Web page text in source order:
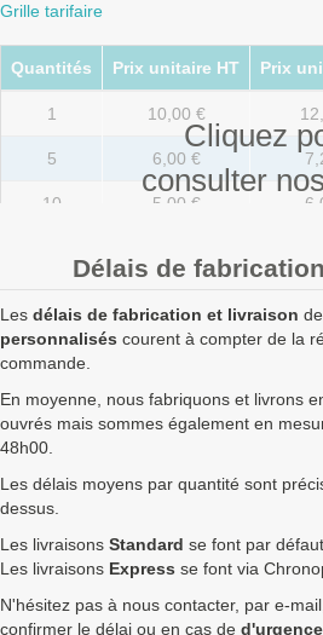
Grille tarifaire
Cliquez
consulter
Quantités Prix unitaire HT Prix
1 10,00 €
5 6,00 €
10 5,00 €
100 2,10 €
500 1,55 €
1000
1750
2500 1,30 €
Délais de
Les délais de fabrication et livraison
personnalisés courent à compter de la
commande.
En moyenne, nous fabriquons et livrons
ouvrés mais sommes également en
48h00.
Les délais moyens par quantité sont
dessus.
Les livraisons Standard se font par
Les livraisons Express se font via
N'hésitez pas à nous contacter, par e-
confirmer le délai ou en cas de d'urgence